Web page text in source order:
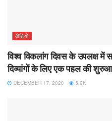
वीडियो
विश्व विकलांग दिवस के उपलक्ष में
दिव्यांगों के लिए एक पहल की
DECEMBER 17, 2020 5.9K